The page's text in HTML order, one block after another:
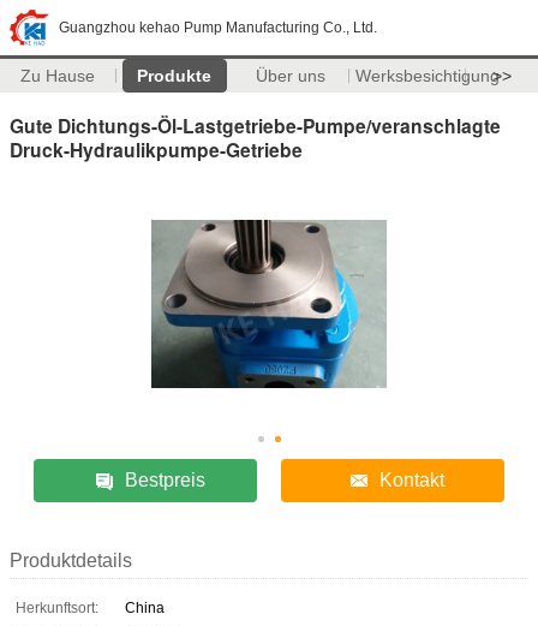
Guangzhou kehao Pump Manufacturing Co., Ltd.
Zu Hause Produkte Über uns Werksbesichtigung>>
Gute Dichtungs-Öl-Lastgetriebe-Pumpe/veranschlagte
Druck-Hydraulikpumpe-Getriebe
Bestpreis Kontakt
Produktdetails
Herkunftsort:
China